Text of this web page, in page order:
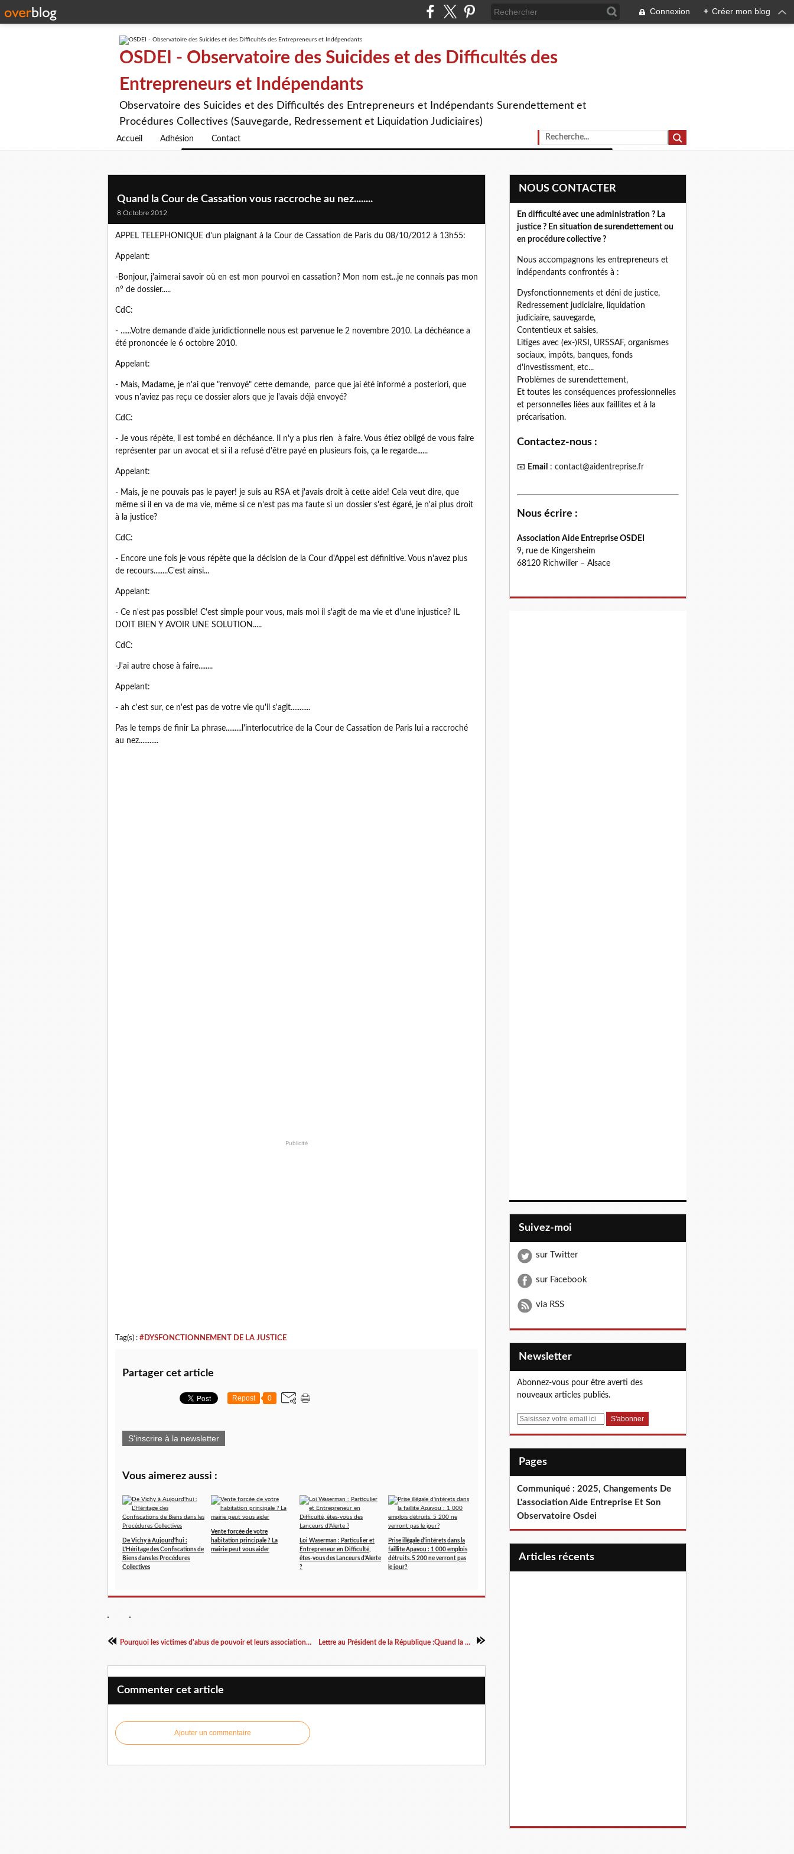
Connexion + Créer mon blog
OSDEI - Observatoire des Suicides et des Difficultés des
Entrepreneurs et Indépendants
Observatoire des Suicides et des Difficultés des Entrepreneurs et Indépendants Surendettement et
Procédures Collectives (Sauvegarde, Redressement et Liquidation Judiciaires)
Accueil Adhésion Contact
Quand la Cour de Cassation vous raccroche au nez........
8 Octobre 2012
APPEL TELEPHONIQUE d'un plaignant à la Cour de Cassation de Paris du 08/10/2012 à 13h55:
Appelant:
-Bonjour, j'aimerai savoir où en est mon pourvoi en cassation? Mon nom est...je ne connais pas mon
n° de dossier.....
CdC:
- ......Votre demande d'aide juridictionnelle nous est parvenue le 2 novembre 2010. La déchéance a
été prononcée le 6 octobre 2010.
Appelant:
- Mais, Madame, je n'ai que "renvoyé" cette demande, parce que jai été informé a posteriori, que
vous n'aviez pas reçu ce dossier alors que je l'avais déjà envoyé?
CdC:
- Je vous répète, il est tombé en déchéance. Il n'y a plus rien à faire. Vous étiez obligé de vous faire
représenter par un avocat et si il a refusé d'être payé en plusieurs fois, ça le regarde......
Appelant:
- Mais, je ne pouvais pas le payer! je suis au RSA et j'avais droit à cette aide! Cela veut dire, que
même si il en va de ma vie, même si ce n'est pas ma faute si un dossier s'est égaré, je n'ai plus droit
à la justice?
CdC:
- Encore une fois je vous répète que la décision de la Cour d'Appel est définitive. Vous n'avez plus
de recours........C'est ainsi...
Appelant:
- Ce n'est pas possible! C'est simple pour vous, mais moi il s'agit de ma vie et d'une injustice? IL
DOIT BIEN Y AVOIR UNE SOLUTION.....
CdC:
-J'ai autre chose à faire........
Appelant:
- ah c'est sur, ce n'est pas de votre vie qu'il s'agit...........
Pas le temps de finir La phrase.........l'interlocutrice de la Cour de Cassation de Paris lui a raccroché
au nez...........
Publicité
Tag(s) : #DYSFONCTIONNEMENT DE LA JUSTICE
Partager cet article
Repost 0
S'inscrire à la newsletter
Vous aimerez aussi :
De Vichy à Aujourd'hui :
L'Héritage des Confiscations de
Biens dans les Procédures
Collectives
Vente forcée de votre
habitation principale ? La
mairie peut vous aider
Loi Waserman : Particulier et
Entrepreneur en Difficulté,
êtes-vous des Lanceurs d'Alerte
?
Prise illégale d'intérets dans la
faillite Apavou : 1 000 emplois
détruits. 5 200 ne verront pas
le jour?
Pourquoi les victimes d'abus de pouvoir et leurs associations ne sont jamais "médiatisées"? Réponse d'un journaliste......... Lettre au Président de la République :Quand la Cour de Cassation vous raccroche au nez........(suite)
Commenter cet article
Ajouter un commentaire
NOUS CONTACTER
En difficulté avec une administration ? La
justice ? En situation de surendettement ou
en procédure collective ?
Nous accompagnons les entrepreneurs et
indépendants confrontés à :
Dysfonctionnements et déni de justice,
Redressement judiciaire, liquidation
judiciaire, sauvegarde,
Contentieux et saisies,
Litiges avec (ex-)RSI, URSSAF, organismes
sociaux, impôts, banques, fonds
d'investissment, etc...
Problèmes de surendettement,
Et toutes les conséquences professionnelles
et personnelles liées aux faillites et à la
précarisation.
Contactez-nous :
📧 Email : contact@aidentreprise.fr
Nous écrire :
Association Aide Entreprise OSDEI
9, rue de Kingersheim
68120 Richwiller – Alsace
Suivez-moi
sur Twitter
sur Facebook
via RSS
Newsletter
Abonnez-vous pour être averti des
nouveaux articles publiés.
E
Pages
Communiqué : 2025, Changements De
L'association Aide Entreprise Et Son
Observatoire Osdei
articles récents